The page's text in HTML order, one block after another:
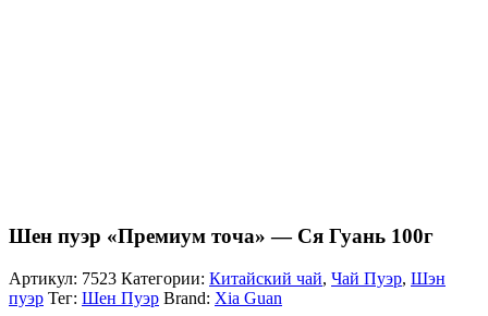
Шен пуэр «Премиум точа» — Ся Гуань 100г
Артикул: 7523 Категории: Китайский чай, Чай Пуэр, Шэн
пуэр Тег: Шен Пуэр Brand: Xia Guan